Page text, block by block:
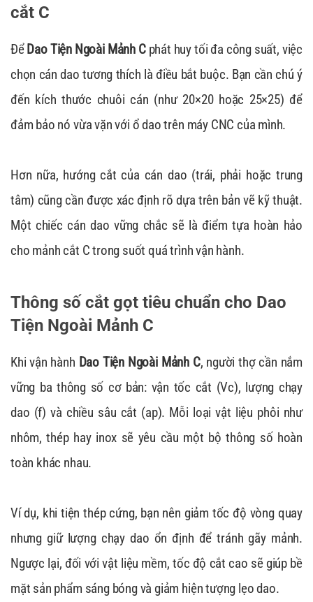
cắt C
ĐểDao Tiện Ngoài Mảnh Cphát huy tối đa công suất, việc
chọn cán dao tương thích là điều bắt buộc. Bạn cần chú ý
đến kích thước chuôi cán (như 20×20 hoặc 25×25) để
đảm bảo nó vừa vặn với ổ dao trên máy CNC của mình.
Hơn nữa, hướng cắt của cán dao (trái, phải hoặc trung
tâm) cũng cần được xác định rõ dựa trên bản vẽ kỹ thuật.
Một chiếc cán dao vững chắc sẽ là điểm tựa hoàn hảo
cho mảnh cắt C trong suốt quá trình vận hành.
Thông số cắt gọt tiêu chuẩn cho Dao
Tiện Ngoài Mảnh C
Khi vận hành Dao Tiện Ngoài Mảnh C, người thợ cần nắm
vững ba thông số cơ bản: vận tốc cắt (Vc), lượng chạy
dao (f) và chiều sâu cắt (ap). Mỗi loại vật liệu phôi như
nhôm, thép hay inox sẽ yêu cầu một bộ thông số hoàn
toàn khác nhau.
Ví dụ, khi tiện thép cứng, bạn nên giảm tốc độ vòng quay
nhưng giữ lượng chạy dao ổn định để tránh gãy mảnh.
Ngược lại, đối với vật liệu mềm, tốc độ cắt cao sẽ giúp bề
mặt sản phẩm sáng bóng và giảm hiện tượng lẹo dao.